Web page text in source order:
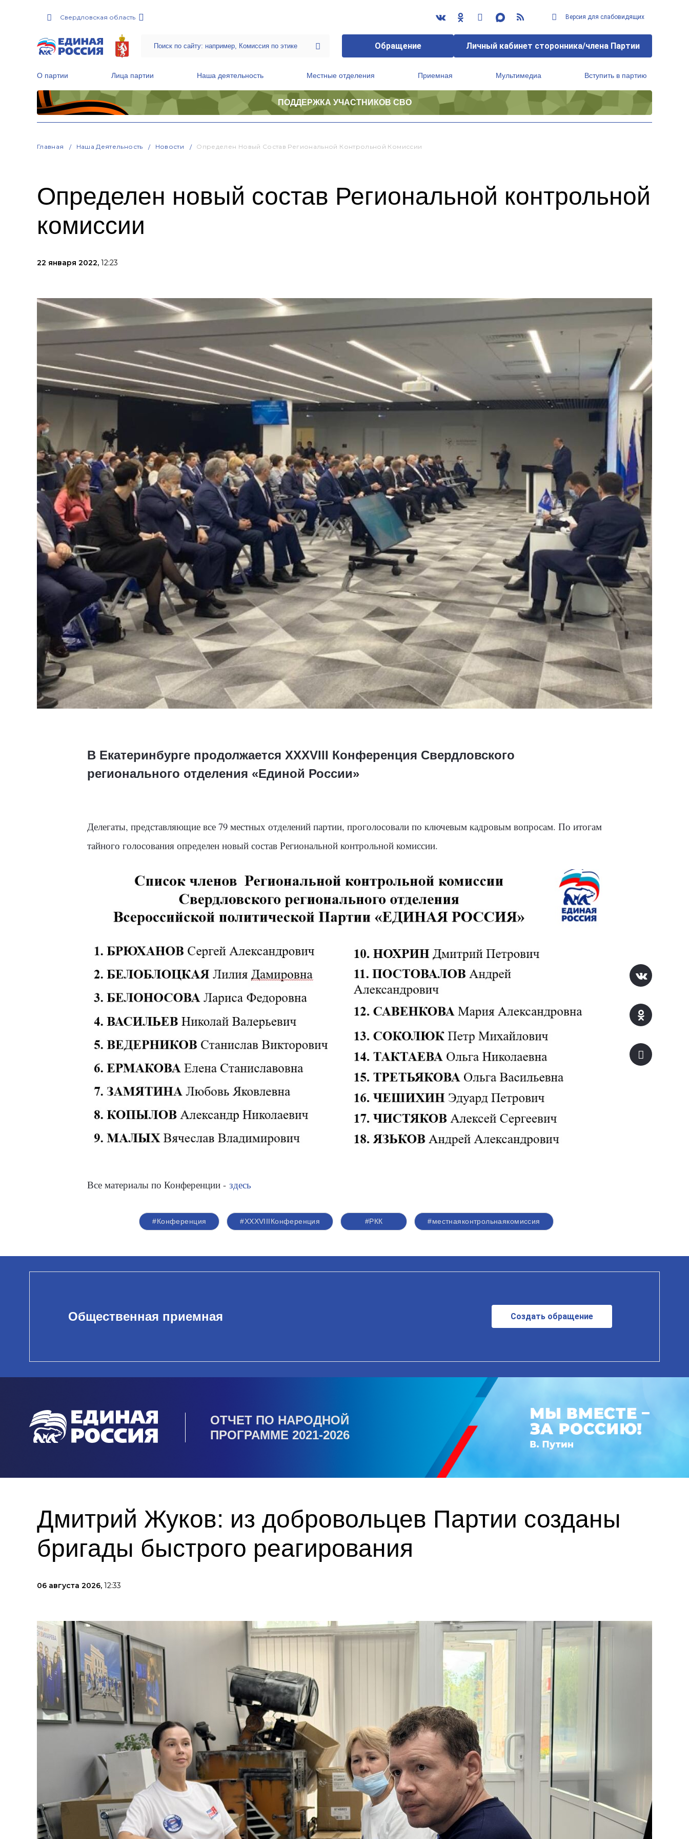
Свердловская область Версия для слабовидящих
Обращение Личный кабинет сторонника/члена Партии
О партии Лица партии Наша деятельность Местные отделения Приемная Мультимедиа Вступить в партию
ПОДДЕРЖКА УЧАСТНИКОВ СВО
Главная Наша Деятельность Новости Определен Новый Состав Региональной Контрольной Комиссии
Определен новый состав Региональной контрольной
комиссии
22 января 2022, 12:23
В Екатеринбурге продолжается XXXVIII Конференция Свердловского
регионального отделения «Единой России»
Делегаты, представляющие все 79 местных отделений партии, проголосовали по ключевым кадровым вопросам. По итогам
тайного голосования определен новый состав Региональной контрольной комиссии.
Все материалы по Конференции - здесь
#Конференция #XXXVIIIКонференция #РКК #местнаяконтрольнаякомиссия
Общественная приемная Создать обращение
ОТЧЕТ ПО НАРОДНОЙ
ПРОГРАММЕ 2021-2026
Дмитрий Жуков: из добровольцев Партии созданы
бригады быстрого реагирования
06 августа 2026, 12:33